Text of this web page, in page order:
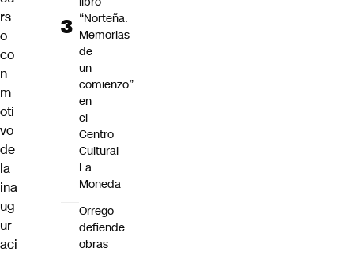
rs
o
co
n
m
oti
vo
de
la
ina
ug
ur
aci
“Norteña.
Memorias
de
un
comienzo”
en
el
Centro
Cultural
La
Moneda
Orrego
defiende
obras